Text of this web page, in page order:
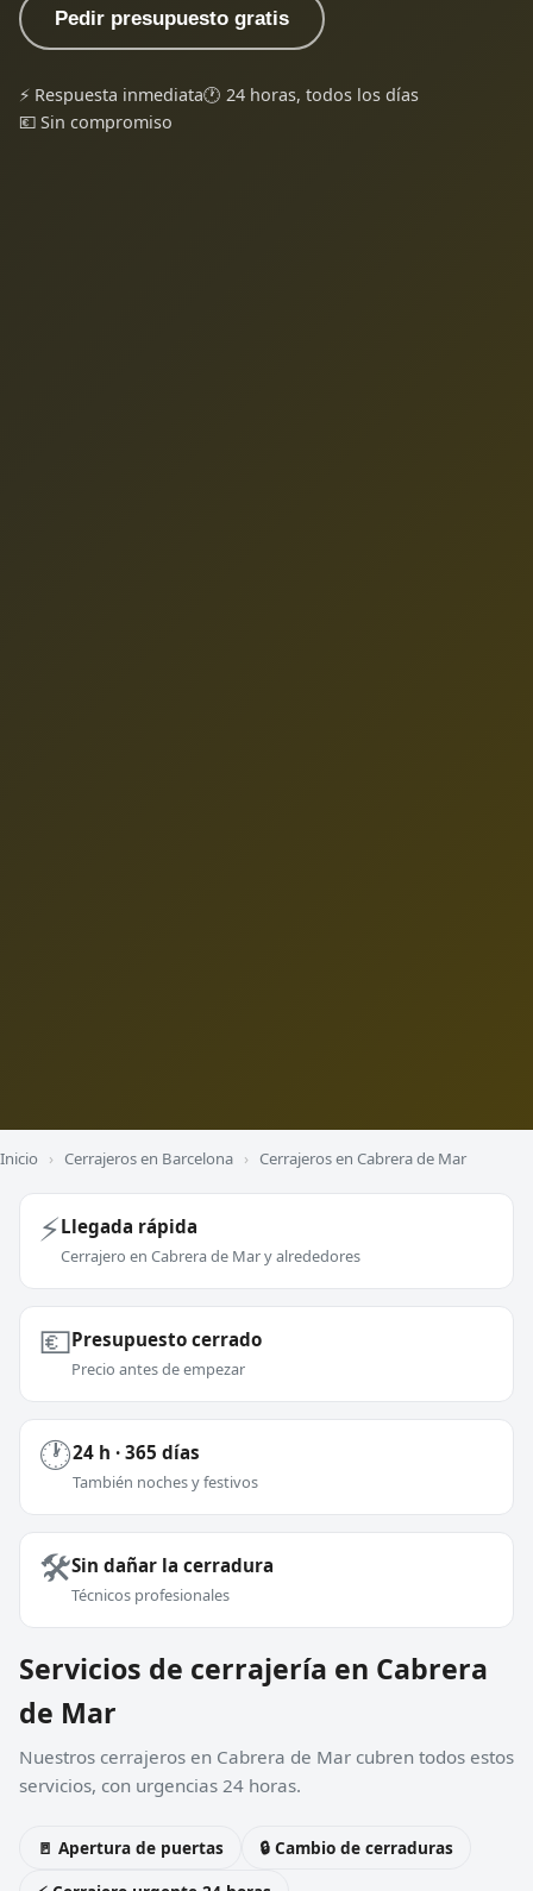
Pedir presupuesto gratis
⚡ Respuesta inmediata🕐 24 horas, todos los días
💶 Sin compromiso
Inicio › Cerrajeros en Barcelona › Cerrajeros en Cabrera de Mar
⚡Llegada rápida
Cerrajero en Cabrera de Mar y alrededores
💶Presupuesto cerrado
Precio antes de empezar
🕐24 h · 365 días
También noches y festivos
🛠️Sin dañar la cerradura
Técnicos profesionales
Servicios de cerrajería en Cabrera
de Mar
Nuestros cerrajeros en Cabrera de Mar cubren todos estos
servicios, con urgencias 24 horas.
🚪 Apertura de puertas
🔒 Cambio de cerraduras